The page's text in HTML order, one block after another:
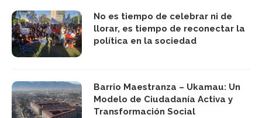
No es tiempo de celebrar ni de
llorar, es tiempo de reconectar la
política en la sociedad
Barrio Maestranza – Ukamau: Un
Modelo de Ciudadanía Activa y
Transformación Social